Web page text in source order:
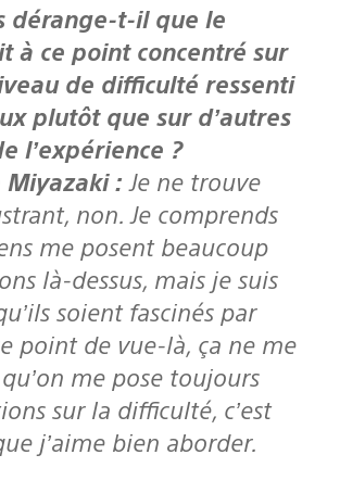
à ce point concentré sur
de difficulté ressenti
plutôt que sur d’autres
l’expérience ?
: Je ne trouve
non. Je comprends
me posent beaucoup
là-dessus, mais je suis
soient fascinés par
point de vue-là, ça ne me
me pose toujours
sur la difficulté, c’est
j’aime bien aborder.